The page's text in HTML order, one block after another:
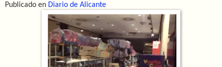
Publicado en Diario de Alicante